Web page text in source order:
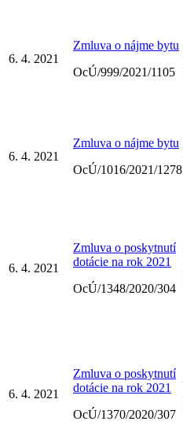
6. 4. 2021
Zmluva o nájme bytu
OcÚ/999/2021/1105
6. 4. 2021
Zmluva o nájme bytu
OcÚ/1016/2021/1278
6. 4. 2021
Zmluva o poskytnutí
dotácie na rok 2021
OcÚ/1348/2020/304
6. 4. 2021
Zmluva o poskytnutí
dotácie na rok 2021
OcÚ/1370/2020/307